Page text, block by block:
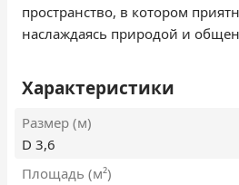
пространство, в котором
наслаждаясь природой и
Характеристики
Размер (м)
D 3,6
Площадь (м²)